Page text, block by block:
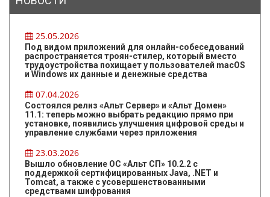
25.05.2026
Под видом приложений для онлайн-собеседований
распространяется троян-стилер, который вместо
трудоустройства похищает у пользователей macOS
и Windows их данные и денежные средства
07.04.2026
Состоялся релиз «Альт Сервер» и «Альт Домен»
11.1: теперь можно выбрать редакцию прямо при
установке, появились улучшения цифровой среды и
управление службами через приложения
23.03.2026
Вышло обновление ОС «Альт СП» 10.2.2 с
поддержкой сертифицированных Java, .NET и
Tomcat, а также с усовершенствованными
средствами шифрования